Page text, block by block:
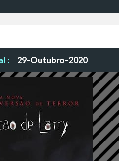
: 29-Outubro-2020